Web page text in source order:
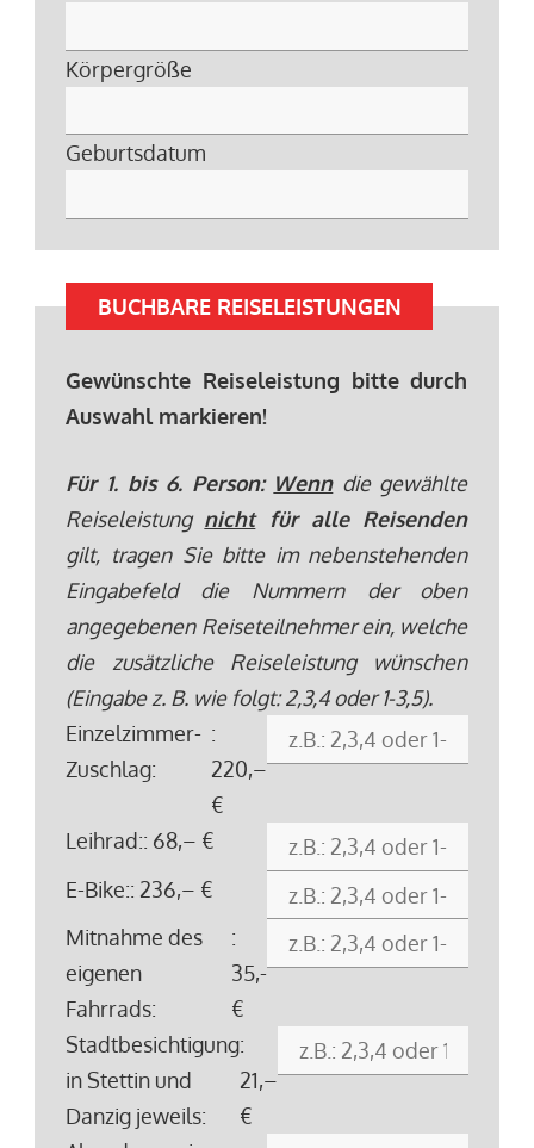
Körpergröße
Geburtsdatum
BUCHBARE REISELEISTUNGEN
Gewünschte Reiseleistung bitte durch
Auswahl markieren!
Für 1. bis 6. Person: Wenn die gewählte
Reiseleistung nichtfür alle Reisenden
gilt, tragen Sie bitte im nebenstehenden
Eingabefeld die Nummern der oben
angegebenen Reiseteilnehmer ein, welche
die zusätzliche Reiseleistung wünschen
(Eingabe z. B. wie folgt: 2,3,4 oder 1-3,5).
Einzelzimmer-
Zuschlag:
:
220,–
€
Leihrad:: 68,– €
E-Bike:: 236,– €
Mitnahme des
eigenen
Fahrrads:
:
35,-
€
Stadtbesichtigung
in Stettin und
Danzig jeweils:
:
21,–
€